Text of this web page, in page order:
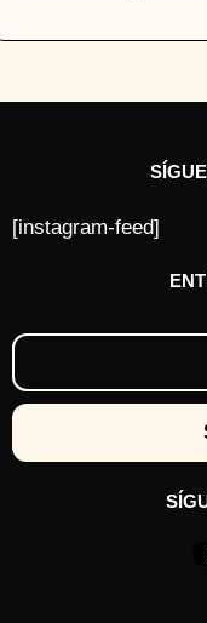
[instagram-feed]